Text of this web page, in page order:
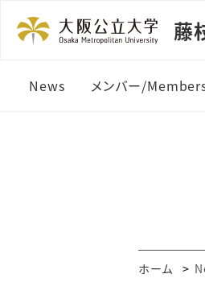
藤
News メンバー/
ホーム